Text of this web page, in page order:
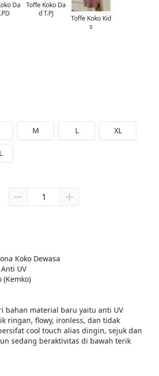
Da
Toffe Koko Da
d T.PJ
Toffe Koko Kid
s
M L XL
Koko Dewasa
UV
(Kemko)
bahan material baru yaitu anti UV
ringan, flowy, ironless, dan tidak
cool touch alias dingin, sejuk dan
sedang beraktivitas di bawah terik